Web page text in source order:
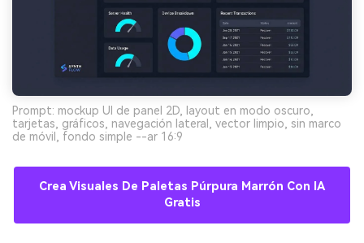
Prompt: mockup UI de panel 2D, layout en modo oscuro,
tarjetas, gráficos, navegación lateral, vector limpio, sin marco
de móvil, fondo simple --ar 16:9
Crea Visuales De Paletas Púrpura Marrón Con IA
Gratis